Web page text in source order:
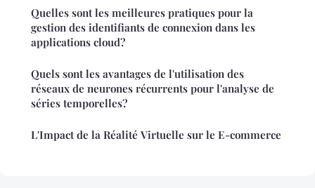
Quelles sont les meilleures pratiques pour la
gestion des identifiants de connexion dans les
applications cloud?
Quels sont les avantages de l'utilisation des
réseaux de neurones récurrents pour l'analyse de
séries temporelles?
L'Impact de la Réalité Virtuelle sur le E-commerce